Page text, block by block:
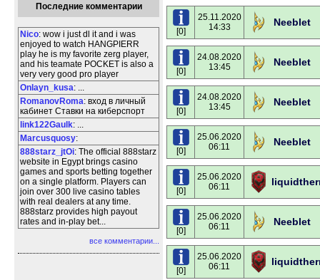
Последние комментарии
Nico: wow i just dl it and i was
enjoyed to watch HANGPIERR
play he is my favorite zerg player,
and his teamate POCKET is also a
very very good pro player
Onlayn_kusa: ...
RomanovRoma: вход в личный
кабинет Ставки на киберспорт
link122Gaulk: ...
Marcusquosy:
888starz_jtOi: The official 888starz
website in Egypt brings casino
games and sports betting together
on a single platform. Players can
join over 300 live casino tables
with real dealers at any time.
888starz provides high payout
rates and in-play bet...
все комментарии...
[0]
25.11.2020
14:33
Neeblet
[0]
24.08.2020
13:45
Neeblet
[0]
24.08.2020
13:45
Neeblet
[0]
25.06.2020
06:11
Neeblet
[0]
25.06.2020
06:11
[0]
25.06.2020
06:11
Neeblet
[0]
25.06.2020
06:11